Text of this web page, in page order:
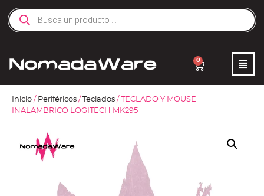
0
Inicio / Periféricos / Teclados / TECLADO Y MOUSE
INALAMBRICO LOGITECH MK295